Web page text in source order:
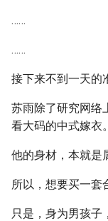
……
……
接下来不到一天的
苏雨除了研究网络
看大码的中式嫁衣。
他的身材，本就是
所以，想要买一套
只是，身为男孩子